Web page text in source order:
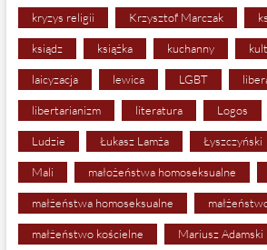
kryzys religii Krzysztof Marczak
ksiądz książka kuchanny
laicyzacja lewica LGBT
libertarianizm literatura Logos
Ludzie Łukasz Lamża Łyszczyński
Mali małożeństwa homoseksualne
małżeństwa homoseksualne
małżeństwo kościelne Mariusz Adamski